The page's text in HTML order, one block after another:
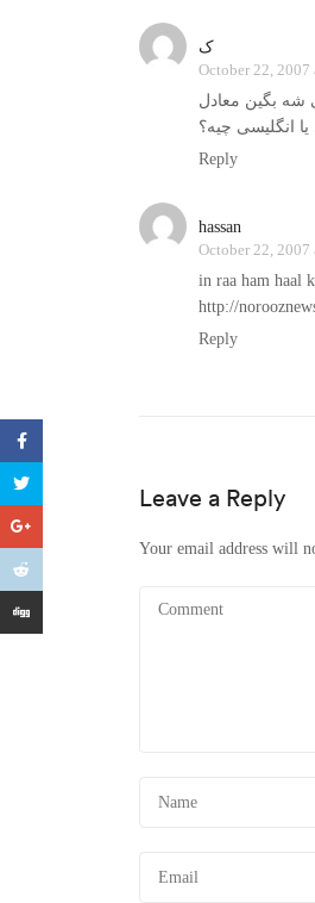
ک
October 22, 2007
شه بگین معادل
انگلیسی چیه؟
Reply
hassan
October 22, 2007
in raa ham haal
http://
Reply
Leave a Reply
Your email address will